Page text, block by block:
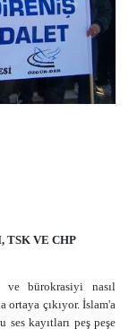
TSK VE CHP
ve bürokrasiyi nasıl
ortaya çıkıyor. İslam'a
kayıtları peş peşe